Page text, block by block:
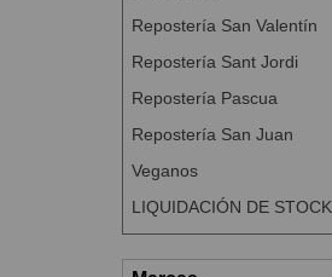
Repostería San Valentín
Repostería Sant Jordi
Repostería Pascua
Repostería San Juan
Veganos
LIQUIDACIÓN DE STOCK